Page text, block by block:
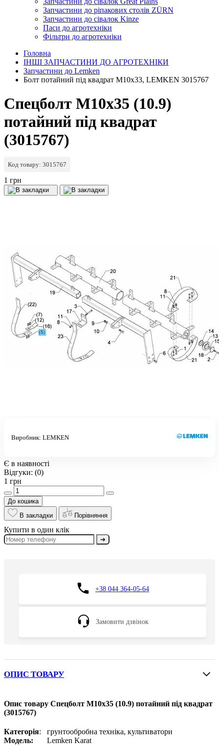
Запчастини до ріпакових столів ZÜRN
Запчастини до сівалок Kinze
Паси до агротехніки
Фільтри до агротехніки
Головна
ІНШІ ЗАПЧАСТИНИ ДО АГРОТЕХНІКИ
Запчастини до Lemken
Болт потайний під квадрат M10x33, LEMKEN 3015767
Спецболт М10х35 (10.9)
потайний під квадрат
(3015767)
Код товару: 3015767
1 грн
Виробник: LEMKEN
Є в наявності
Відгуки: (0)
1 грн
До кошика
В закладки
Порівняння
Купити в один клік
➔
+38 044 364-05-64
Замовити дзвінок
ОПИС ТОВАРУ
Опис товару Спецболт М10х35 (10.9) потайний під квадрат
(3015767)
Категорія: грунтообробна техніка, культиватори
Модель:
Lemken Karat